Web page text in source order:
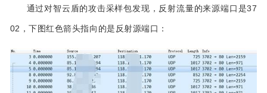
通过对智云盾的攻击采样包发现，反射流量的来源端口是37
02，下图红色箭头指向的是反射源端口：